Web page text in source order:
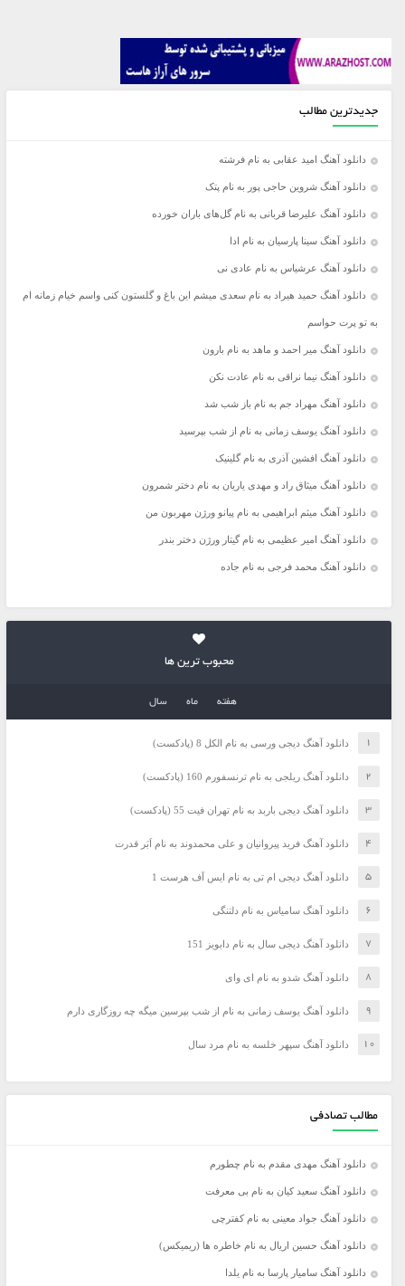
جدیدترین مطالب
دانلود آهنگ امید عقابی به نام فرشته
دانلود آهنگ شروین حاجی پور به نام پتک
دانلود آهنگ علیرضا قربانی به نام گل‌های باران خورده
دانلود آهنگ سینا پارسیان به نام ادا
دانلود آهنگ عرشیاس به نام عادی نی
دانلود آهنگ حمید هیراد به نام سعدی میشم این باغ و گلستون کنی واسم خیام زمانه ام
به تو پرت حواسم
دانلود آهنگ میر احمد و ماهد به نام بارون
دانلود آهنگ نیما نراقی به نام عادت نکن
دانلود آهنگ مهراد جم به نام باز شب شد
دانلود آهنگ یوسف زمانی به نام از شب بپرسید
دانلود آهنگ افشین آذری به نام گلینیک
دانلود آهنگ میثاق راد و مهدی یاریان به نام دختر شمرون
دانلود آهنگ میثم ابراهیمی به نام پیانو ورژن مهربون من
دانلود آهنگ امیر عظیمی به نام گیتار ورژن دختر بندر
دانلود آهنگ محمد فرجی به نام جاده
محبوب ترین ها
هفته ماه سال
دانلود آهنگ دیجی ورسی به نام الکل 8 (پادکست)
دانلود آهنگ ریلجی به نام ترنسفورم 160 (پادکست)
دانلود آهنگ دیجی باربد به نام تهران فیت 55 (پادکست)
دانلود آهنگ فرید پیروانیان و علی محمدوند به نام اَبَر قدرت
دانلود آهنگ دیجی ام تی به نام ایس آف هرست 1
دانلود آهنگ سامیاس به نام دلتنگی
دانلود آهنگ دیجی سال به نام دابویز 151
دانلود آهنگ شدو به نام ای وای
دانلود آهنگ یوسف زمانی به نام از شب بپرسین میگه چه روزگاری دارم
دانلود آهنگ سپهر خلسه به نام مرد سال
مطالب تصادفی
دانلود آهنگ مهدی مقدم به نام چطورم
دانلود آهنگ سعید کیان به نام بی معرفت
دانلود آهنگ جواد معینی به نام کفترچی
دانلود آهنگ حسین اریال به نام خاطره ها (ریمیکس)
دانلود آهنگ سامیار پارسا به نام یلدا